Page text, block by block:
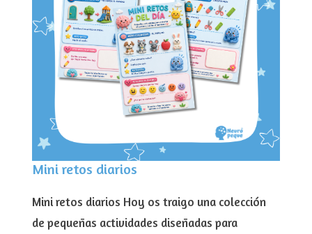
Mini retos diarios
Mini retos diarios Hoy os traigo una colección
de pequeñas actividades diseñadas para